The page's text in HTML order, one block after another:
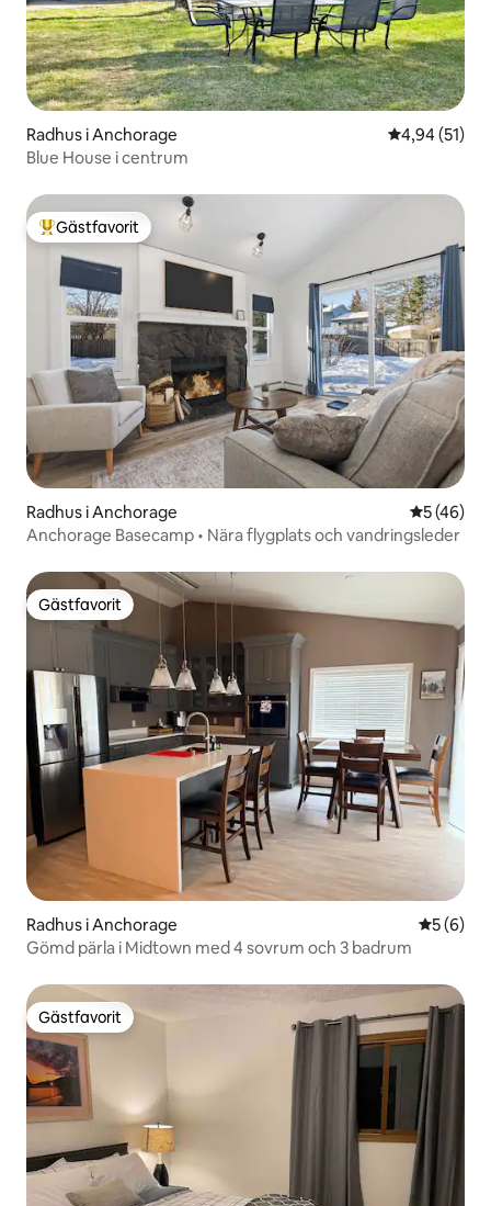
Radhus i Anchorage 4,94 av 5 i
4,94 (51)
Blue House i centrum
Populär gästfavorit
Gästfavorit
Radhus i Anchorage 5 av 5 i
5 (46)
Anchorage Basecamp • Nära flygplats och vandringsleder
Gästfavorit
Gästfavorit
Radhus i Anchorage 5 av 5 i
5 (6)
Gömd pärla i Midtown med 4 sovrum och 3 badrum
Gästfavorit
Gästfavorit